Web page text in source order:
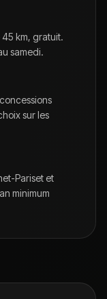
km, gratuit.
samedi.
sur les
Pariset et
minimum